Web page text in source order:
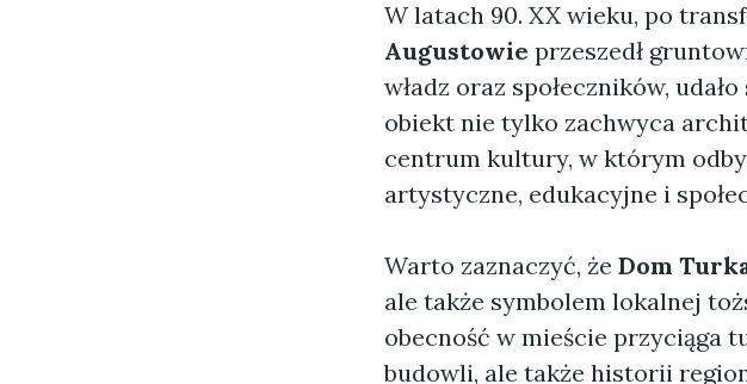
W latach 90. XX wieku, po
Augustowie przeszedł
władz oraz społeczników,
obiekt nie tylko zachwyca
centrum kultury, w którym
artystyczne, edukacyjne i
Warto zaznaczyć, że Dom
ale także symbolem lokalnej
obecność w mieście przyciąga
budowli, ale także historii